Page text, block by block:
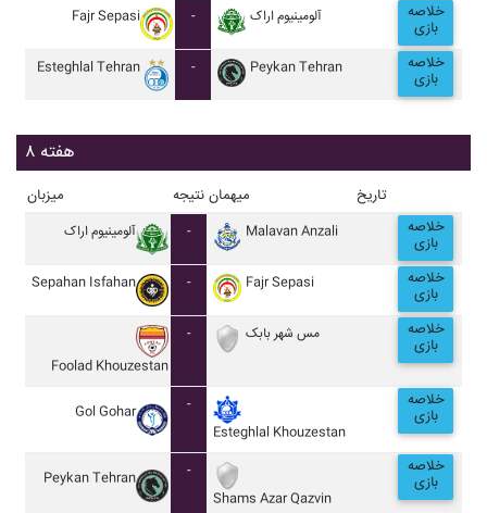
Fajr Sepasi - آلومينيوم اراک خلاصه
بازی
Esteghlal Tehran - Peykan Tehran خلاصه
بازی
هفته ۸
میزبان نتیجه میهمان تاریخ
آلومينيوم اراک - Malavan Anzali خلاصه
بازی
Sepahan Isfahan - Fajr Sepasi خلاصه
بازی
Foolad Khouzestan
- مس شهر بابک خلاصه
بازی
Gol Gohar
-
Esteghlal Khouzestan
خلاصه
بازی
Peykan Tehran
-
Shams Azar Qazvin
خلاصه
بازی